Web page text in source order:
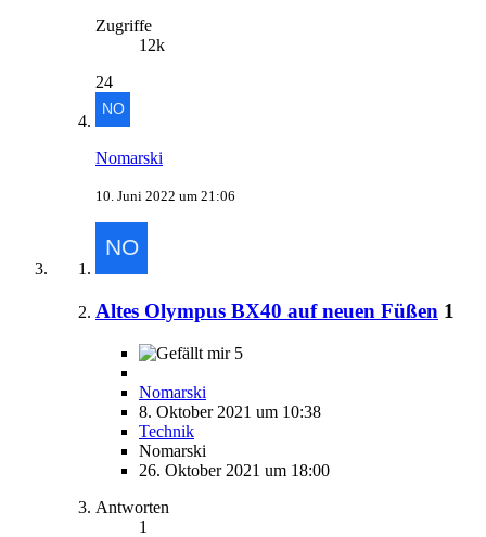
Zugriffe
12k
24
Nomarski
10. Juni 2022 um 21:06
Altes Olympus BX40 auf neuen Füßen 1
5
Nomarski
8. Oktober 2021 um 10:38
Technik
Nomarski
26. Oktober 2021 um 18:00
Antworten
1